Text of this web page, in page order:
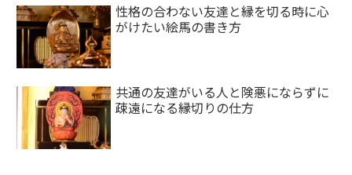
性格の合わない友達と縁を切る時に心
がけたい絵馬の書き方
共通の友達がいる人と険悪にならずに
疎遠になる縁切りの仕方